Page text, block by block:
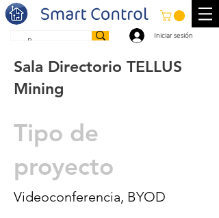
Iniciar sesión
Sala Directorio TELLUS
Mining
Tipo de
proyecto
Videoconferencia, BYOD